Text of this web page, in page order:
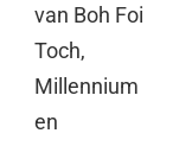
van Boh Foi
Toch,
Millennium
en